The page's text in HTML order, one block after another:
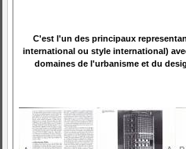
C'est l'un des principaux
international ou style international)
domaines de l'urbanisme et du